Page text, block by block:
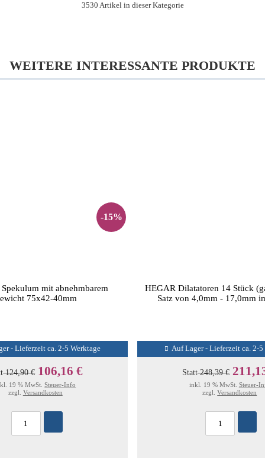
3530 Artikel in dieser Kategorie
WEITERE INTERESSANTE PRODUKTE
-15%
mit abnehmbarem
75x42-40mm
- Lieferzeit ca. 2-5 Werktage
124,90 € 106,16 €
19 % MwSt.Steuer-Info
zzgl. Versandkosten
HEGAR Dilatatoren 14 Stück
Satz von 4,0mm - 17,0mm
Auf Lager - Lieferzeit ca. 2-5
Statt248,39 €
inkl. 19 % MwSt. Steuer-
zzgl.Versandkosten